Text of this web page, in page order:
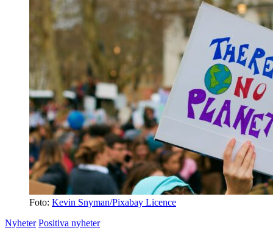
Foto: Kevin Snyman/Pixabay Licence
Nyheter Positiva nyheter